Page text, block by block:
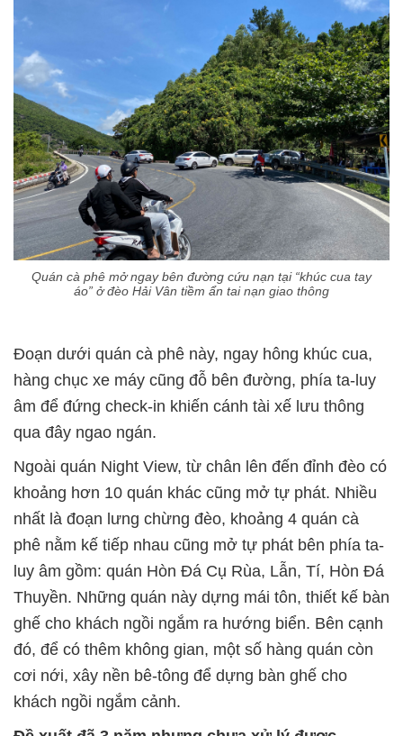
Quán cà phê mở ngay bên đường cứu nạn tại “khúc cua tay
áo” ở đèo Hải Vân tiềm ẩn tai nạn giao thông
Đoạn dưới quán cà phê này, ngay hông khúc cua,
hàng chục xe máy cũng đỗ bên đường, phía ta-luy
âm để đứng check-in khiến cánh tài xế lưu thông
qua đây ngao ngán.
Ngoài quán Night View, từ chân lên đến đỉnh đèo có
khoảng hơn 10 quán khác cũng mở tự phát. Nhiều
nhất là đoạn lưng chừng đèo, khoảng 4 quán cà
phê nằm kế tiếp nhau cũng mở tự phát bên phía ta-
luy âm gồm: quán Hòn Đá Cụ Rùa, Lẫn, Tí, Hòn Đá
Thuyền. Những quán này dựng mái tôn, thiết kế bàn
ghế cho khách ngồi ngắm ra hướng biển. Bên cạnh
đó, để có thêm không gian, một số hàng quán còn
cơi nới, xây nền bê-tông để dựng bàn ghế cho
khách ngồi ngắm cảnh.